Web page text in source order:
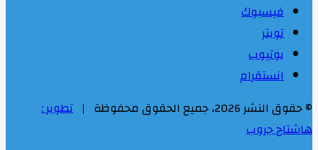
فيسبوك
تويتر
يوتيوب
انستقرام
© حقوق النشر 2026، جميع الحقوق محفوظة |
تطوير :
هاشتاج جروب